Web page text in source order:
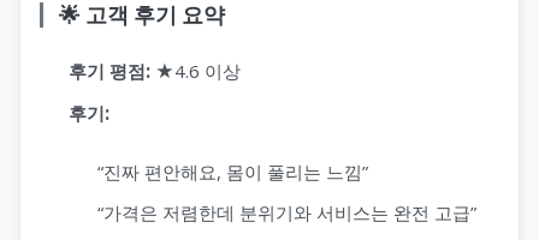
🌟 고객 후기 요약
후기 평점: ★4.6 이상
후기:
“진짜 편안해요, 몸이 풀리는 느낌”
“가격은 저렴한데 분위기와 서비스는 완전 고급”